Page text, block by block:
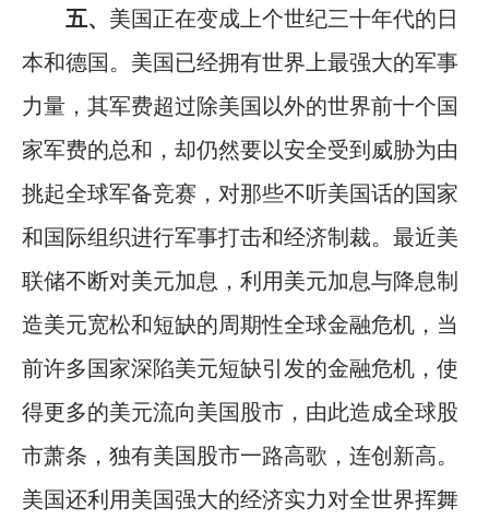
五、 美国正在变成上个世纪三十年代的日
本和德国。美国已经拥有世界上最强大的军事
力量，其军费超过除美国以外的世界前十个国
家军费的总和，却仍然要以安全受到威胁为由
挑起全球军备竞赛，对那些不听美国话的国家
和国际组织进行军事打击和经济制裁。最近美
联储不断对美元加息，利用美元加息与降息制
造美元宽松和短缺的周期性全球金融危机，当
前许多国家深陷美元短缺引发的金融危机，使
得更多的美元流向美国股市，由此造成全球股
市萧条，独有美国股市一路高歌，连创新高。
美国还利用美国强大的经济实力对全世界挥舞